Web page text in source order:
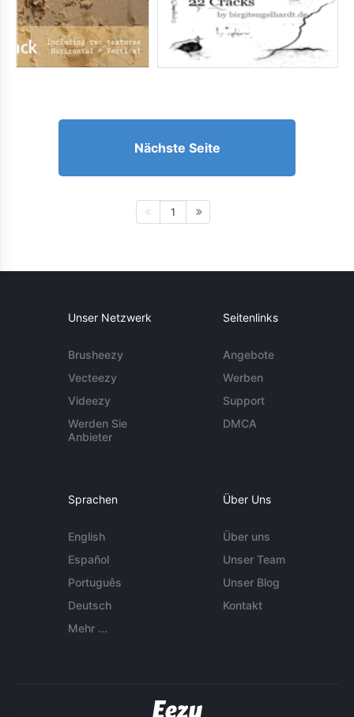
Nächste Seite
1
Unser Netzwerk
Brusheezy
Vecteezy
Videezy
Werden Sie
Anbieter
Seitenlinks
Angebote
Werben
Support
DMCA
Sprachen
English
Español
Português
Deutsch
Mehr ...
Über Uns
Über uns
Unser Team
Unser Blog
Kontakt